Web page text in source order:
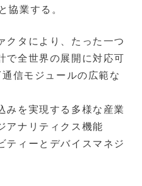
協業する。
クタにより、たった一つ
で全世界の展開に対応可
信モジュールの広範な
みを実現する多様な産業
アナリティクス機能
ティーとデバイスマネジ